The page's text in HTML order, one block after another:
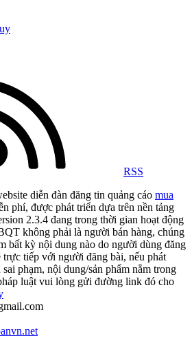
RSS
diễn đàn đăng tin quảng cáo mua
phí, được phát triển dựa trên nền tảng
2.3.4 đang trong thời gian hoạt động
không phải là người bán hàng, chúng
bất kỳ nội dung nào do người dùng đăng
tiếp với người đăng bài, nếu phát
phạm, nội dung/sản phẩm nằm trong
luật vui lòng gửi đường link đó cho